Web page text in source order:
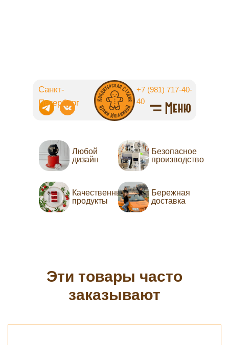
Санкт-
Петербург
+7 (981) 717-40-
40
Любой
дизайн
Безопасное
производство
Качественные
продукты
Бережная
доставка
Эти товары часто
заказывают